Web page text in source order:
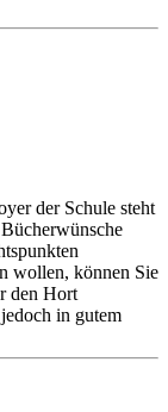
der Schule steht
wollen, können Sie
den Hort
in gutem